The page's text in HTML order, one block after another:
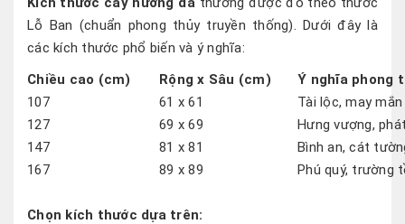
Lỗ Ban (chuẩn phong thủy truyền thống). Dưới đây là
các kích thước phổ biến và ý nghĩa:
Chiều cao (cm)
Rộng x Sâu (cm)
Ý nghĩa phong
107
61 x 61
Tài lộc, may mắn
127
69 x 69
Hưng vượng,
147
81 x 81
Bình an, cát
167
89 x 89 Phú quý, trường
Chọn kích thước dựa trên: